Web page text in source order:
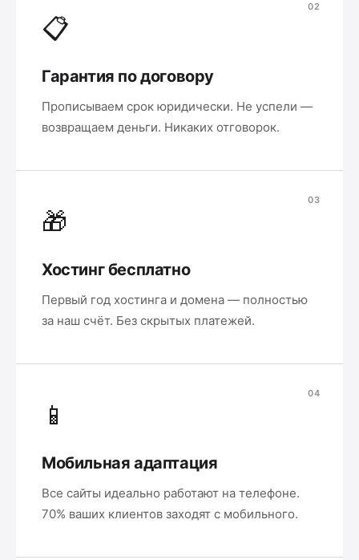
02
📋
Гарантия по договору
Прописываем срок юридически. Не успели —
возвращаем деньги. Никаких отговорок.
03
🎁
Хостинг бесплатно
Первый год хостинга и домена — полностью
за наш счёт. Без скрытых платежей.
04
📱
Мобильная адаптация
Все сайты идеально работают на телефоне.
70% ваших клиентов заходят с мобильного.